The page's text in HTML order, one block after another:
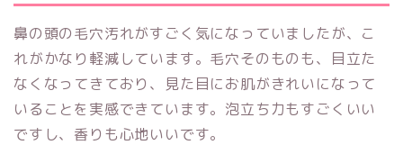
鼻の頭の毛穴汚れがすごく気になっていましたが、こ
れがかなり軽減しています。毛穴そのものも、目立た
なくなってきており、見た目にお肌がきれいになって
いることを実感できています。泡立ち力もすごくいい
ですし、香りも心地いいです。